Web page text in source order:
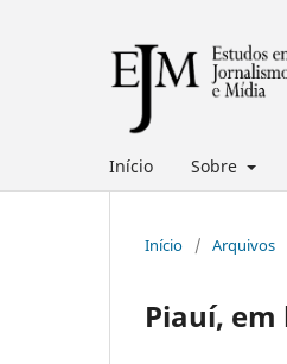
Início Sobre
Início / Arquivos
Piauí,